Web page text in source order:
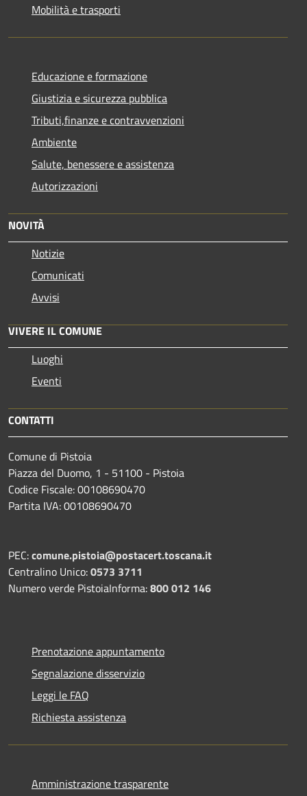
Mobilità e trasporti
Educazione e formazione
Giustizia e sicurezza pubblica
Tributi,finanze e contravvenzioni
Ambiente
Salute, benessere e assistenza
Autorizzazioni
NOVITÀ
Notizie
Comunicati
Avvisi
VIVERE IL COMUNE
Luoghi
Eventi
CONTATTI
Comune di Pistoia
Piazza del Duomo, 1 - 51100 - Pistoia
Codice Fiscale: 00108690470
Partita IVA: 00108690470
PEC:comune.pistoia@postacert.toscana.it
Centralino Unico:0573 3711
Numero verde PistoiaInforma:800 012 146
Prenotazione appuntamento
Segnalazione disservizio
Leggi le FAQ
Richiesta assistenza
Amministrazione trasparente